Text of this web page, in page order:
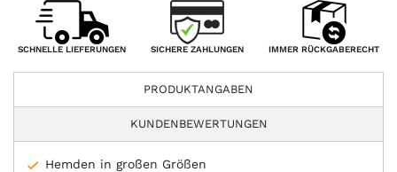
SCHNELLE LIEFERUNGEN SICHERE ZAHLUNGEN IMMER RÜCKGABERECHT
PRODUKTANGABEN
KUNDENBEWERTUNGEN
Hemden in großen Größen